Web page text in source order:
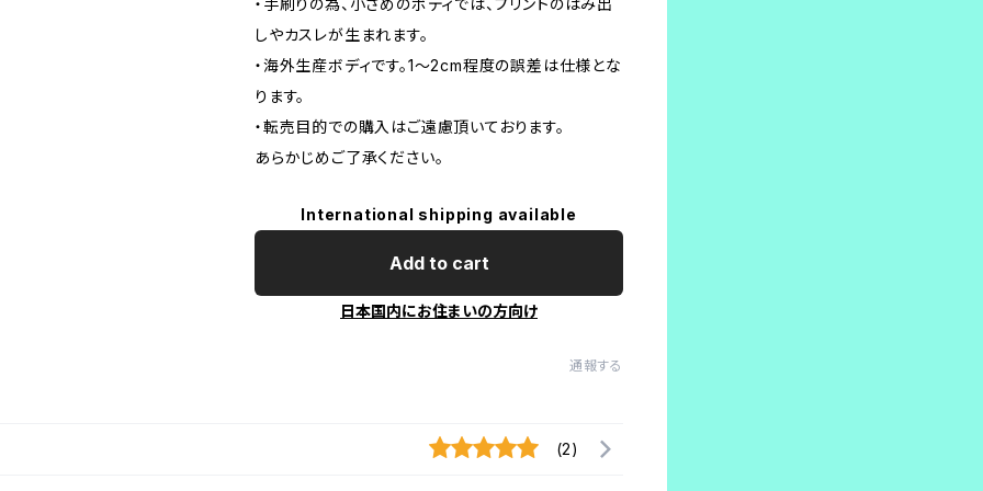
・手刷りの為、小さめのボディでは、プリントのはみ出
しやカスレが生まれます。
・海外生産ボディです。1～2cm程度の誤差は仕様とな
ります。
・転売目的での購入はご遠慮頂いております。
あらかじめご了承ください。
International shipping available
Add to cart
日本国内にお住まいの方向け
通報する
(2)